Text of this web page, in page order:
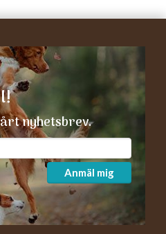
nyhetsbrev.
Anmäl mig